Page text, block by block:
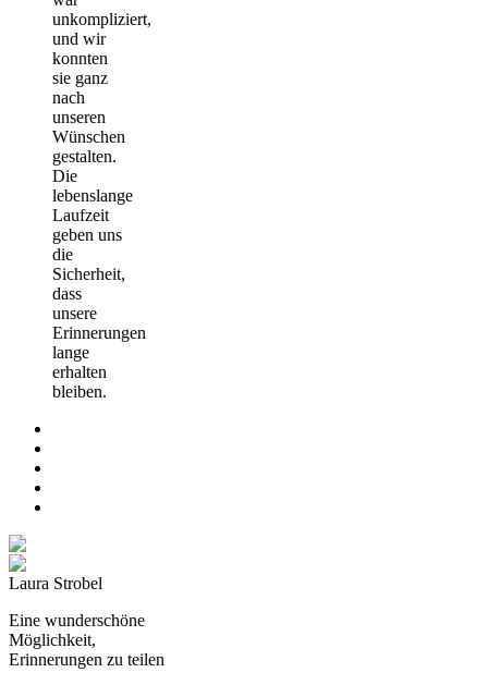
unkompliziert,
und wir
konnten
sie ganz
nach
unseren
Wünschen
gestalten.
Die
lebenslange
Laufzeit
geben uns
die
Sicherheit,
dass
unsere
Erinnerungen
lange
erhalten
bleiben.
Laura Strobel
Eine wunderschöne
Möglichkeit,
Erinnerungen zu teilen